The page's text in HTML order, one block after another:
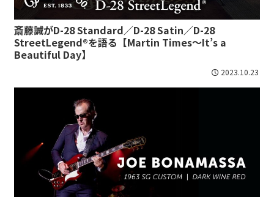
斎藤誠がD-28 Standard／D-28 Satin／D-28
StreetLegend®を語る【Martin Times〜It’s a
Beautiful Day】
2023.10.23